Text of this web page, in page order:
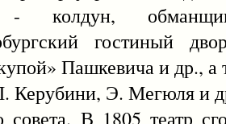
- колдун,
гостиный
Пашкевича и др.,
Керубини, Э. Мегюля и
совета. В 1805 театр